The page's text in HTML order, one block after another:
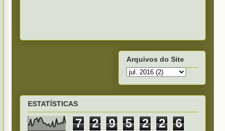
Arquivos do Site
ESTATÍSTICAS
7 2 9 5 2 2 6